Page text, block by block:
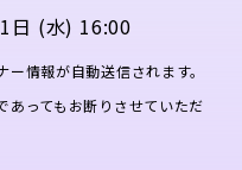
日 (水) 16:00
情報が自動送信されます。
あってもお断りさせていただ